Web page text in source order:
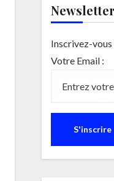
Newsletter
Inscrivez-
Votre Email :